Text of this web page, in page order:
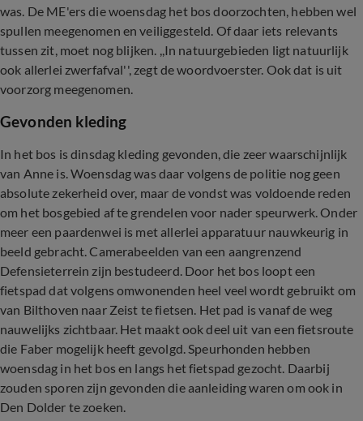
was. De ME'ers die woensdag het bos doorzochten, hebben wel
spullen meegenomen en veiliggesteld. Of daar iets relevants
tussen zit, moet nog blijken. ,,In natuurgebieden ligt natuurlijk
ook allerlei zwerfafval'', zegt de woordvoerster. Ook dat is uit
voorzorg meegenomen.
Gevonden kleding
In het bos is dinsdag kleding gevonden, die zeer waarschijnlijk
van Anne is. Woensdag was daar volgens de politie nog geen
absolute zekerheid over, maar de vondst was voldoende reden
om het bosgebied af te grendelen voor nader speurwerk. Onder
meer een paardenwei is met allerlei apparatuur nauwkeurig in
beeld gebracht. Camerabeelden van een aangrenzend
Defensieterrein zijn bestudeerd. Door het bos loopt een
fietspad dat volgens omwonenden heel veel wordt gebruikt om
van Bilthoven naar Zeist te fietsen. Het pad is vanaf de weg
nauwelijks zichtbaar. Het maakt ook deel uit van een fietsroute
die Faber mogelijk heeft gevolgd. Speurhonden hebben
woensdag in het bos en langs het fietspad gezocht. Daarbij
zouden sporen zijn gevonden die aanleiding waren om ook in
Den Dolder te zoeken.